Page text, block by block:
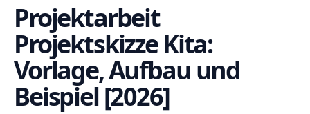
Projektarbeit
Projektskizze Kita:
Vorlage, Aufbau und
Beispiel [2026]